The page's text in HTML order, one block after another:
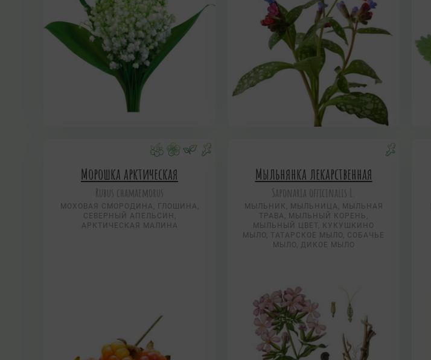
Морошка арктическая
Rubus chamaemorus
МОХОВАЯ СМОРОДИНА, ГЛОШИНА,
СЕВЕРНЫЙ АПЕЛЬСИН,
АРКТИЧЕСКАЯ МАЛИНА
Мыльнянка лекарственная
Saponaria officinalis L.
МЫЛЬНИК, МЫЛЬНИЦА, МЫЛЬНАЯ
ТРАВА, МЫЛЬНЫЙ КОРЕНЬ,
МЫЛЬНЫЙ ЦВЕТ, КУКУШКИНО
МЫЛО, ТАТАРСКОЕ МЫЛО, СОБАЧЬЕ
МЫЛО, ДИКОЕ МЫЛО